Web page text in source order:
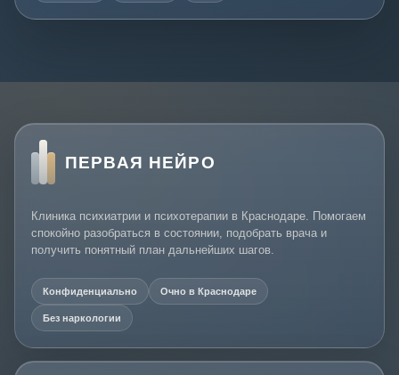
ПЕРВАЯ НЕЙРО
Клиника психиатрии и психотерапии в Краснодаре. Помогаем
спокойно разобраться в состоянии, подобрать врача и
получить понятный план дальнейших шагов.
Конфиденциально Очно в Краснодаре
Без наркологии